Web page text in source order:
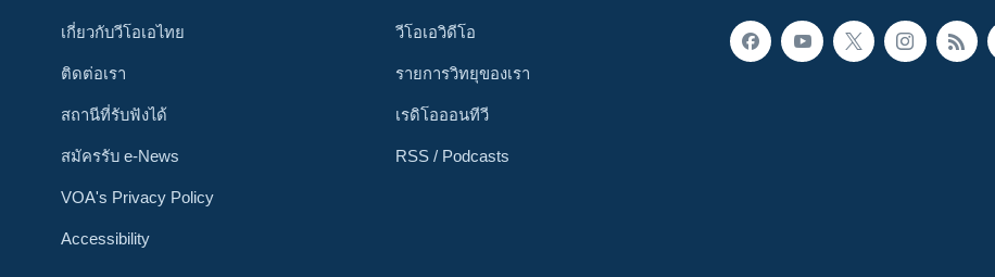
เกี่ยวกับวีโอเอไทย
ติดต่อเรา
สถานีที่รับฟังได้
สมัครรับ e-News
VOA's Privacy Policy
Accessibility
วีโอเอวิดีโอ
รายการวิทยุของเรา
เรดิโอออนทีวี
RSS / Podcasts